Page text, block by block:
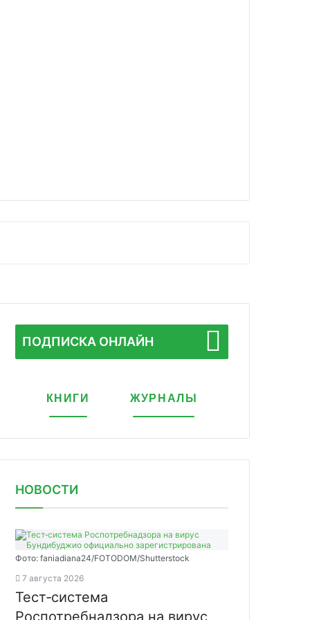
ПОДПИСКА ОНЛАЙН
КНИГИ ЖУРНАЛЫ
НОВОСТИ
Фото: faniadiana24/FOTODOM/Shutterstock
7 августа 2026
Тест‑система
Роспотребнадзора на вирус